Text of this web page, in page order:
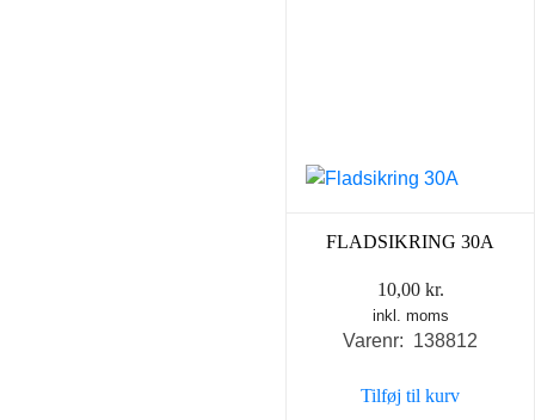
FLADSIKRING 30A
10,00 kr.
inkl. moms
Varenr: 138812
Tilføj til kurv